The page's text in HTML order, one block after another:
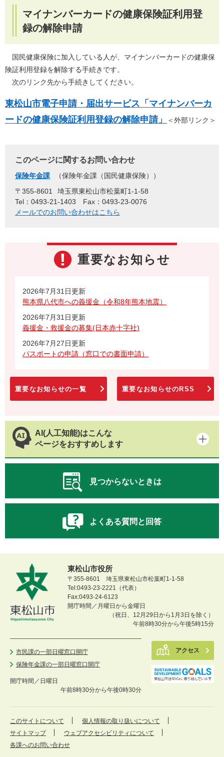
マイナンバーカードの健康保険証利用登
録の解除申請
国民健康保険に加入している人が、マイナンバーカードの健康保
険証利用登録を解除する手続きです。
次のリンク先から手続きしてください。
東松山市電子申請・届出サービス「マイナンバーカ
ードの健康保険証利用登録の解除申請」
＜外部リンク＞
このページに関するお問い合わせ
保険年金課
保険年金課（国民健康保険）
〒355-8601
埼玉県東松山市松葉町1-1-58
Tel：0493-21-1403
Fax：0493-23-0076
メールでのお問い合わせはこちら
重要なお知らせ
2026年7月31日更新
熊本県八代市への義援金（令和8年熊本地震）
2026年7月31日更新
義援金・救援金の募集(日本赤十字社)
2026年7月27日更新
パスポートの申請（窓口での書面申請）
重要なお知らせの一覧 重要なお知らせのRSS
AI(人工知能)はこんな
ページをおすすめします
見つからないときは
よくある質問と回答
東松山市役所
〒355-8601 埼玉県東松山市松葉町1-1-58
Tel:0493-23-2221（代表）
Fax:0493-24-6123
開庁時間／月曜日から金曜日
（祝日、12月29日から1月3日を除く）
午前8時30分から午後5時15分
市民課の一部日曜窓口開庁
保険年金課の一部日曜窓口開庁
開庁時間／ 日曜日
午前8時30分から午後0時30分
アクセス
このサイトについて
個人情報の取り扱いについて
サイトマップ
ウェブアクセシビリティについて
各課へのお問い合わせ